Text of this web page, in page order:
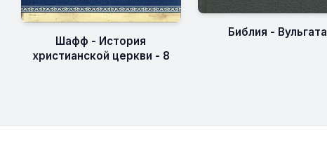
Шафф - История
христианской церкви - 8
Библия - Вульгата